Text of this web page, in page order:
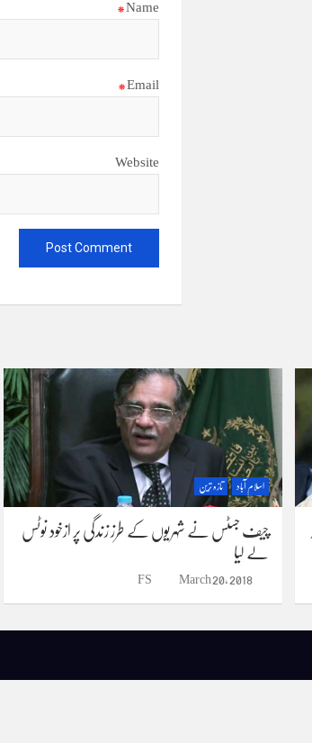
Name
*
Email
*
Website
اسلام آباد تازہ ترین
چیف جسٹس نے شہریوں کے طرز زندگی پر ازخود نوٹس
لے لیا
March 20, 2018
FS